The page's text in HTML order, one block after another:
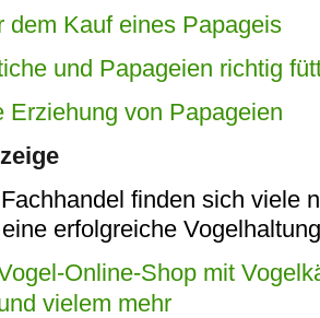
dem Kauf eines Papageis
und Papageien richtig
Erziehung von Papageien
finden sich viele
erfolgreiche
Online-Shop mit
vielem mehr